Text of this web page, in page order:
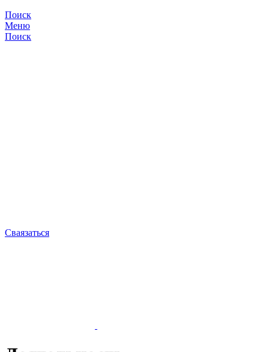
Поиск
Меню
Поиск
Сваязаться